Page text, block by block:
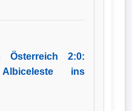
Österreich 2:0:
ins